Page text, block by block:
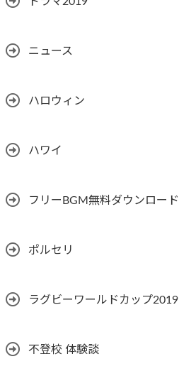
ニュース
ハロウィン
ハワイ
フリーBGM無料ダウンロード
ポルセリ
ラグビーワールドカップ2019
不登校 体験談